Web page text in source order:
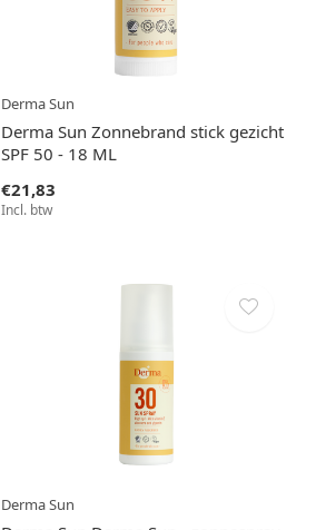
Derma Sun
Derma Sun Zonnebrand stick gezicht
SPF 50 - 18 ML
€21,83
Incl. btw
Derma Sun